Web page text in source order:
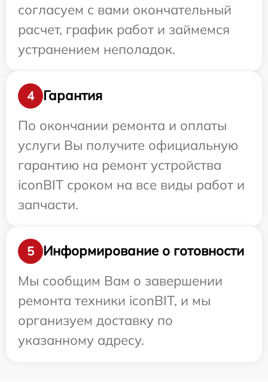
согласуем с вами окончательный
расчет, график работ и займемся
устранением неполадок.
4
Гарантия
По окончании ремонта и оплаты
услуги Вы получите официальную
гарантию на ремонт устройства
iconBIT сроком на все виды работ и
запчасти.
5
Информирование о готовности
Мы сообщим Вам о завершении
ремонта техники iconBIT, и мы
организуем доставку по
указанному адресу.